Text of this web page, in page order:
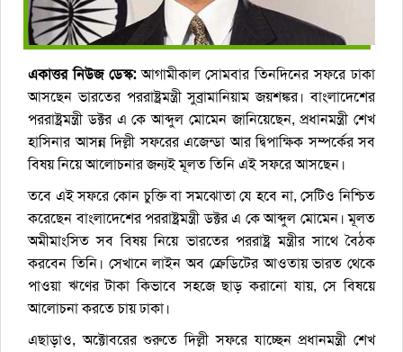
একাত্তর নিউজ ডেস্ক:আগামীকাল সোমবার তিনদিনের সফরে ঢাকা
আসছেন ভারতের পররাষ্ট্রমন্ত্রী সুব্রামানিয়াম জয়শঙ্কর। বাংলাদেশের
পররাষ্ট্রমন্ত্রী ডক্টর এ কে আব্দুল মোমেন জানিয়েছেন, প্রধানমন্ত্রী শেখ
হাসিনার আসন্ন দিল্লী সফরের এজেন্ডা আর দ্বিপাক্ষিক সম্পর্কের সব
বিষয় নিয়ে আলোচনার জন্যই মূলত তিনি এই সফরে আসছেন।
তবে এই সফরে কোন চুক্তি বা সমঝোতা যে হবে না, সেটিও নিশ্চিত
করেছেন বাংলাদেশের পররাষ্ট্রমন্ত্রী ডক্টর এ কে আব্দুল মোমেন। মূলত
অমীমাংসিত সব বিষয় নিয়ে ভারতের পররাষ্ট্র মন্ত্রীর সাথে বৈঠক
করবেন তিনি। সেখানে লাইন অব ক্রেডিটের আওতায় ভারত থেকে
পাওয়া ঋণের টাকা কিভাবে সহজে ছাড় করানো যায়, সে বিষয়ে
আলোচনা করতে চায় ঢাকা।
এছাড়াও, অক্টোবরের শুরুতে দিল্লী সফরে যাচ্ছেন প্রধানমন্ত্রী শেখ